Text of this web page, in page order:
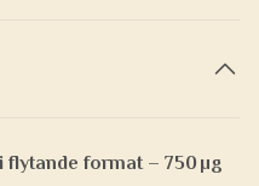
format – 750 µg